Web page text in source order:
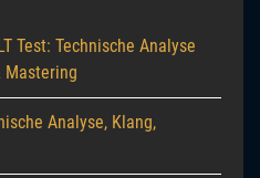
Test: Technische Analyse
Mastering
Analyse, Klang,